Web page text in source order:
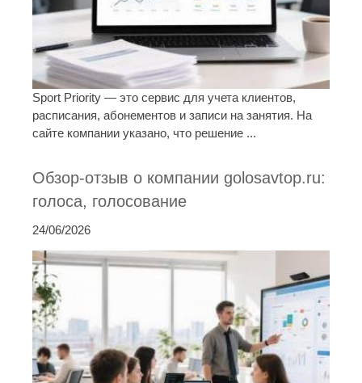
Sport Priority — это сервис для учета клиентов,
расписания, абонементов и записи на занятия. На
сайте компании указано, что решение ...
Обзор-отзыв о компании golosavtop.ru:
голоса, голосование
24/06/2026